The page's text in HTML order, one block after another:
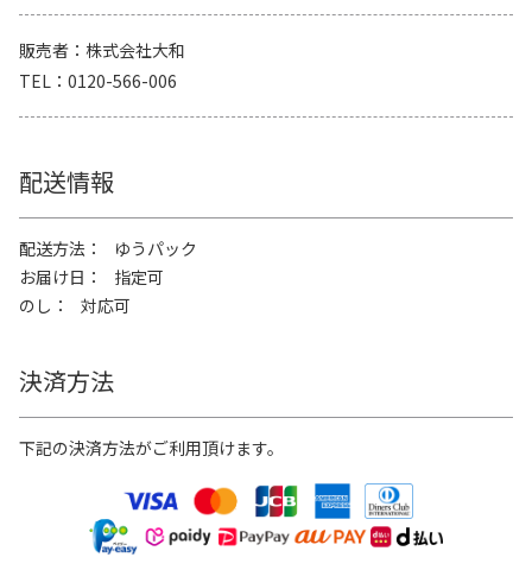
販売者
株式会社大和
TEL
0120-566-006
配送情報
配送方法
ゆうパック
お届け日
指定可
のし
対応可
決済方法
下記の決済方法がご利用頂けます。